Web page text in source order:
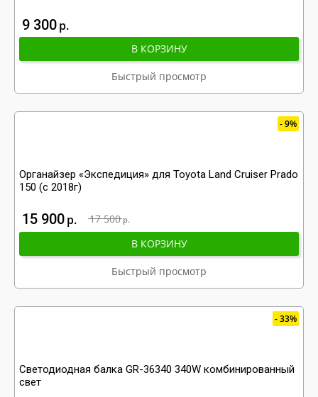
9 300р
В КОРЗИНУ
Быстрый просмотр
9%
Органайзер «Экспедиция» для Toyota Land Cruiser Prado
150 (с 2018г)
17 500 р
15 900р
В КОРЗИНУ
Быстрый просмотр
33%
Светодиодная балка GR-36340 340W комбинированный
свет